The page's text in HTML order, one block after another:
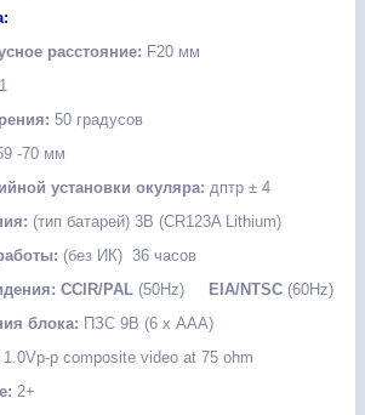
расстояние: F20 мм
50 градусов
-70 мм
установки окуляра: дптр ± 4
(тип батарей) 3В (CR123A Lithium)
(без ИК) 36 часов
CCIR/PAL (50Hz) EIA/NTSC (60Hz)
блока: ПЗС 9В (6 х ААА)
1.0Vp-p composite video at 75 ohm
2+